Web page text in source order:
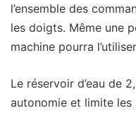
l’ensemble des
les doigts. Même une
machine pourra
Le réservoir d’eau de
autonomie et limite les